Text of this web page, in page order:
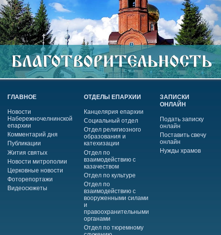
ГЛАВНОЕ
Новости
Набережночелнинской
епархии
Комментарий дня
Публикации
Жития святых
Новости митрополии
Церковные новости
Фоторепортажи
Видеосюжеты
ОТДЕЛЫ ЕПАРХИИ
Канцелярия епархии
Социальный отдел
Отдел религиозного
образования и
катехизации
Отдел по
взаимодействию с
казачеством
Отдел по культуре
Отдел по
взаимодействию с
вооруженными силами
и
правоохранительными
органами
Отдел по тюремному
ЗАПИСКИ
ОНЛАЙН
Подать записку
онлайн
Поставить свечу
онлайн
Нужды храмов